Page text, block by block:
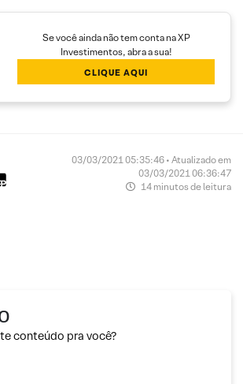
Se você ainda não tem conta na XP
Investimentos, abra a sua!
CLIQUE AQUI
03/03/2021 05:35:46 • Atualizado em
03/03/2021 06:36:47
14 minutos de leitura
conteúdo pra você?